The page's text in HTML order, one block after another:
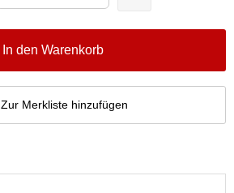
In den Warenkorb
Zur Merkliste hinzufügen